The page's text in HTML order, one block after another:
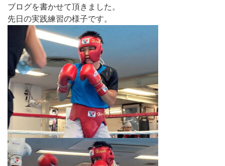
ブログを書かせて頂きました。
先日の実践練習の様子です。